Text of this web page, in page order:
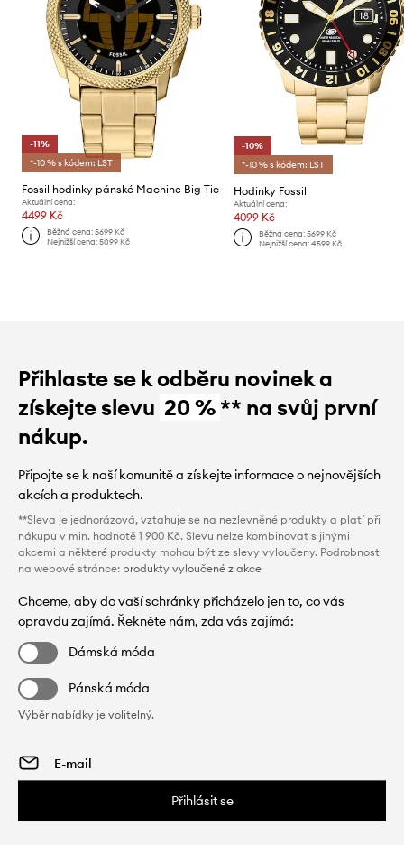
-11%
*-10 % s kódem: LST
Fossil hodinky pánské Machine Big Tic
Aktuální cena:
4499 Kč
Běžná cena:5699 Kč
Nejnižší cena:5099 Kč
-10%
*-10 % s kódem: LST
Hodinky Fossil
Aktuální cena:
4099 Kč
Běžná cena: 5699 Kč
Nejnižší cena: 4599 Kč
Přihlaste se k odběru novinek a
získejte slevu 20 %** na svůj první
nákup.
Připojte se k naší komunitě a získejte informace o nejnovějších
akcích a produktech.
**Sleva je jednorázová, vztahuje se na nezlevněné produkty a platí při
nákupu v min. hodnotě 1 900 Kč. Slevu nelze kombinovat s jinými
akcemi a některé produkty mohou být ze slevy vyloučeny. Podrobnosti
na webové stránce: produkty vyloučené z akce
Chceme, aby do vaší schránky přicházelo jen to, co vás
opravdu zajímá. Řekněte nám, zda vás zajímá:
Dámská móda
Pánská móda
Výběr nabídky je volitelný.
Přihlásit se